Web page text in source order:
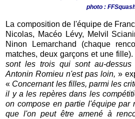
photo :
La composition de l'équipe de
Nicolas, Macéo Lévy, Melvil
Ninon Lemarchand (chaque
matches, deux garçons et une fille).
sont les trois qui sont au-dessus
Antonin Romieu n'est pas loin, »
« Concernant les filles, parmi les
il y a les repères dans les
on compose en partie l'équipe par
que l'on peut être amené à